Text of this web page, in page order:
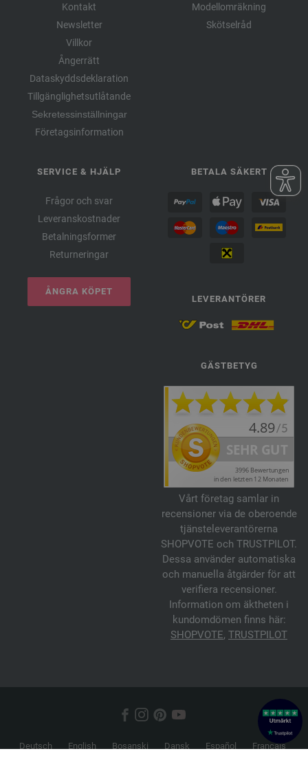
Kontakt
Newsletter
Villkor
Ångerrätt
Dataskyddsdeklaration
Tillgänglighetsutlåtande
Sekretessinställningar
Företagsinformation
Modellomräkning
Skötselråd
SERVICE & HJÄLP
Frågor och svar
Leveranskostnader
Betalningsformer
Returneringar
ÅNGRA KÖPET
BETALA SÄKERT
LEVERANTÖRER
GÄSTBETYG
Vårt företag samlar in
recensioner via de oberoende
tjänsteleverantörerna
SHOPVOTE och TRUSTPILOT.
Dessa använder automatiska
och manuella åtgärder för att
verifiera recensioner.
Information om äktheten i
kundomdömen finns här:
SHOPVOTE, TRUSTPILOT
Deutsch English Bosanski Dansk Español
Français